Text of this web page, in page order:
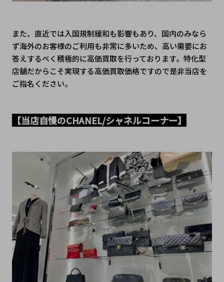
また、直近では入国規制緩和も影響もあり、国内のみなら
ず海外のお客様のご利用も非常に多いため、高い需要にお
答えするべく積極的に高価買取を行っております。特化型
店舗だからこそ実現する高価買取価格ですので是非当店を
ご指名ください。
【当店自慢のCHANEL/シャネルコーナー】